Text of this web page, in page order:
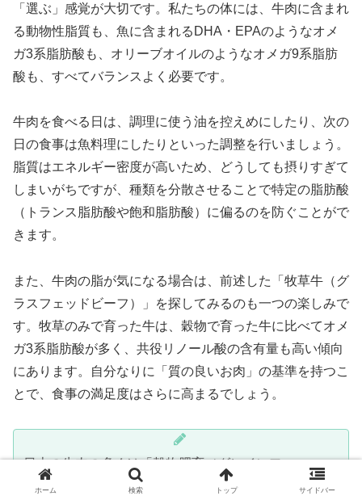
「選ぶ」感覚が大切です。私たちの体には、牛肉に含まれ
る動物性脂質も、魚に含まれるDHA・EPAのようなオメ
ガ3系脂肪酸も、オリーブオイルのようなオメガ9系脂肪
酸も、すべてバランスよく必要です。
牛肉を食べる日は、調理に使う油を控えめにしたり、次の
日の食事は魚料理にしたりといった調整を行いましょう。
脂質はエネルギー密度が高いため、どうしても摂りすぎて
しまいがちですが、種類を分散させることで特定の脂肪酸
（トランス脂肪酸や飽和脂肪酸）に偏るのを防ぐことがで
きます。
また、牛肉の脂が気になる場合は、前述した「牧草牛（グ
ラスフェッドビーフ）」を探してみるのも一つの楽しみで
す。牧草のみで育った牛は、穀物で育った牛に比べてオメ
ガ3系脂肪酸が多く、共役リノール酸の含有量も高い傾向
にあります。自分なりに「質の良いお肉」の基準を持つこ
とで、食事の満足度はさらに高まるでしょう。
日本の牛肉の多くは「穀物肥育（グレインフェッ
ド）」であり、これによって甘みのある脂や美しい霜
ホーム 検索 トップ サイドバー